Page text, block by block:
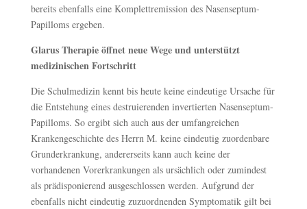
bereits ebenfalls eine Komplettremission des Nasenseptum-
Papilloms ergeben.
Glarus Therapie öffnet neue Wege und unterstützt
medizinischen Fortschritt
Die Schulmedizin kennt bis heute keine eindeutige Ursache für
die Entstehung eines destruierenden invertierten Nasenseptum-
Papilloms. So ergibt sich auch aus der umfangreichen
Krankengeschichte des Herrn M. keine eindeutig zuordenbare
Grunderkrankung, andererseits kann auch keine der
vorhandenen Vorerkrankungen als ursächlich oder zumindest
als prädisponierend ausgeschlossen werden. Aufgrund der
ebenfalls nicht eindeutig zuzuordnenden Symptomatik gilt bei